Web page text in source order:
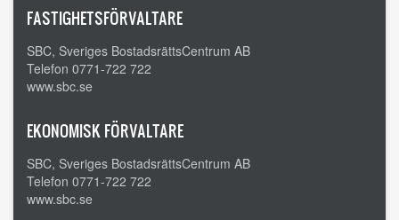
FASTIGHETSFÖRVALTARE
SBC, Sveriges BostadsrättsCentrum AB
Telefon 0771-722 722
www.sbc.se
EKONOMISK FÖRVALTARE
SBC, Sveriges BostadsrättsCentrum AB
Telefon 0771-722 722
www.sbc.se